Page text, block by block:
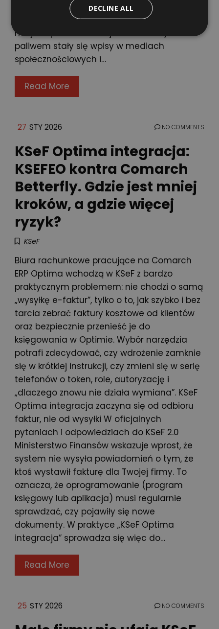
dokumentów oraz widoczności procesów
zakupowo-sprzedażowych w jednym
miejscu podbiła emocje. Dodatkowym
paliwem stały się wpisy w mediach
społecznościowych i…
Read More
27 STY 2026 NO COMMENTS
KSeF Optima integracja:
KSEFEO kontra Comarch
Betterfly. Gdzie jest mniej
kroków, a gdzie więcej
ryzyk?
KSeF
Biura rachunkowe pracujące na Comarch
ERP Optima wchodzą w KSeF z bardzo
praktycznym problemem: nie chodzi o samą
„wysyłkę e-faktur”, tylko o to, jak szybko i bez
tarcia zebrać faktury kosztowe od klientów
oraz bezpiecznie przenieść je do
księgowania w Optimie. Wybór narzędzia
potrafi zdecydować, czy wdrożenie zamknie
się w krótkiej instrukcji, czy zmieni się w serię
telefonów o token, role, autoryzację i
„dlaczego znowu nie działa wymiana”. KSeF
Optima integracja zaczyna się od odbioru
faktur, nie od wysyłki W oficjalnych
pytaniach i odpowiedziach do KSeF 2.0
Ministerstwo Finansów wskazuje wprost, że
system nie wysyła powiadomień o tym, że
ktoś wystawił fakturę dla Twojej firmy. To
oznacza, że oprogramowanie (program
księgowy lub aplikacja) musi regularnie
sprawdzać, czy pojawiły się nowe
dokumenty. W praktyce „KSeF Optima
integracja” sprowadza się więc do…
Read More
25 STY 2026 NO COMMENTS
DECLINE ALL